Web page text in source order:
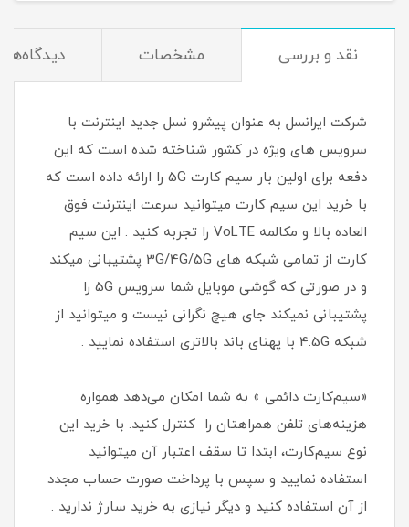
نقد و بررسی مشخصات دیدگاه‌ها
شرکت ایرانسل به عنوان پیشرو نسل جدید اینترنت با
سرویس های ویژه در کشور شناخته شده است که این
دفعه برای اولین بار سیم کارت 5G را ارائه داده است که
با خرید این سیم کارت میتوانید سرعت اینترنت فوق
العاده بالا و مکالمه VoLTE را تجربه کنید . این سیم
کارت از تمامی شبکه های 3G/4G/5G پشتیبانی میکند
و در صورتی که گوشی موبایل شما سرویس 5G را
پشتیبانی نمیکند جای هیچ نگرانی نیست و میتوانید از
شبکه 4.5G با پهنای باند بالاتری استفاده نمایید .
«سیم‌کارت دائمی » به شما امکان می‌دهد همواره
هزینه‌های تلفن همراهتان را کنترل کنید. با خرید این
نوع سیم‌کارت، ابتدا تا سقف اعتبار آن میتوانید
استفاده نمایید و سپس با پرداخت صورت حساب مجدد
از آن استفاده کنید و دیگر نیازی به خرید سارژ ندارید .